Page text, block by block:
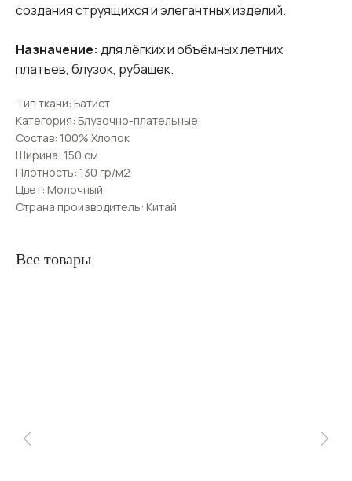
создания струящихся и элегантных изделий.
Назначение: для лёгких и объёмных летних
платьев, блузок, рубашек.
Тип ткани: Батист
Категория: Блузочно-плательные
Состав: 100% Хлопок
Ширина: 150 см
Плотность: 130 гр/м2
Цвет: Молочный
Страна производитель: Китай
Все товары